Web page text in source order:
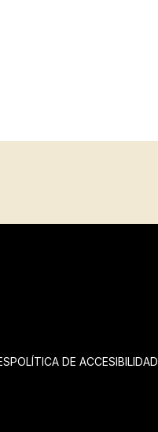
POLÍTICA DE ACCESIBILIDAD